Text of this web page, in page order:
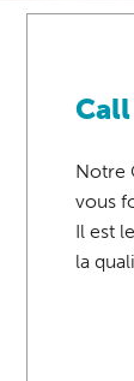
Notre
vous
Il est
la